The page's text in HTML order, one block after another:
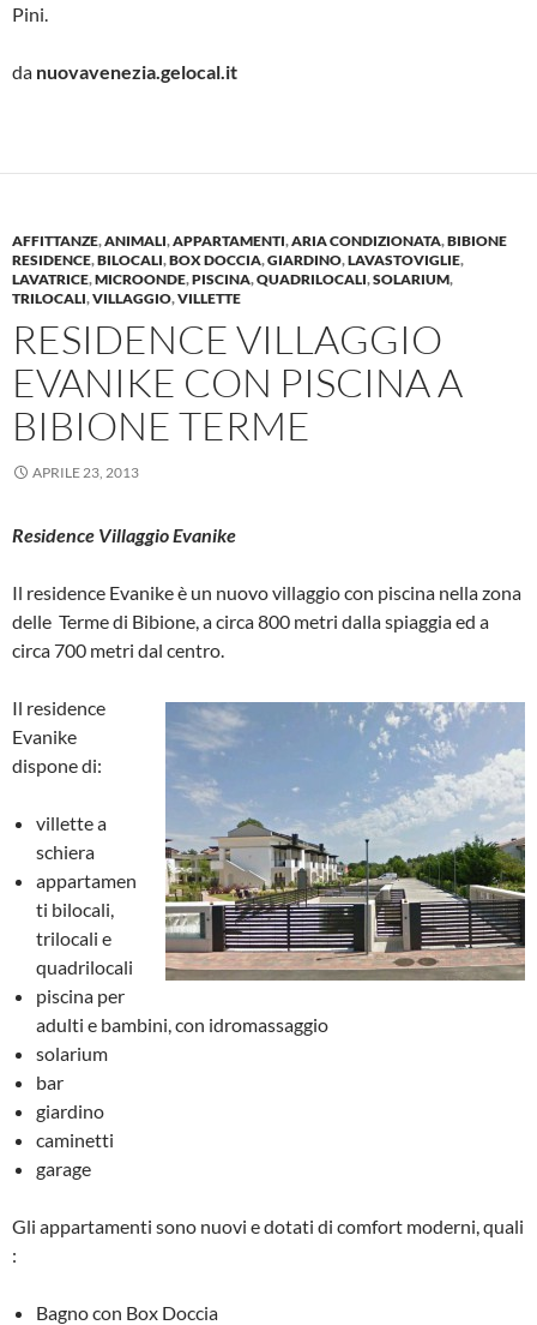
Pini.
da nuovavenezia.gelocal.it
AFFITTANZE,ANIMALI,APPARTAMENTI,ARIA CONDIZIONATA,BIBIONE
RESIDENCE,BILOCALI,BOX DOCCIA,GIARDINO,LAVASTOVIGLIE,
LAVATRICE,MICROONDE,PISCINA,QUADRILOCALI,SOLARIUM,
TRILOCALI,VILLAGGIO,VILLETTE
RESIDENCE VILLAGGIO
EVANIKE CON PISCINA A
BIBIONE TERME
APRILE 23, 2013
Residence Villaggio Evanike
Il residence Evanike è un nuovo villaggio con piscina nella zona
delle Terme di Bibione, a circa 800 metri dalla spiaggia ed a
circa 700 metri dal centro.
Il residence
Evanike
dispone di:
villette a
schiera
appartamen
ti bilocali,
trilocali e
quadrilocali
piscina per
adulti e bambini, con idromassaggio
solarium
bar
giardino
caminetti
garage
Gli appartamenti sono nuovi e dotati di comfort moderni, quali
:
Bagno con Box Doccia